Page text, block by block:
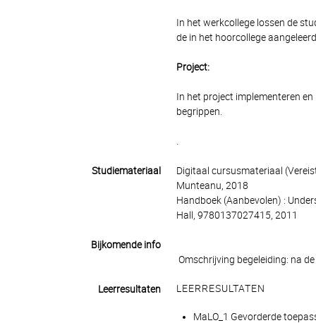
In het werkcollege lossen de
de in het hoorcollege
Project:
In het project implementeren
begrippen.
Studiemateriaal
Digitaal cursusmateriaal
Munteanu, 2018
Handboek (Aanbevolen) :
Hall, 9780137027415, 2011
Bijkomende info
Omschrijving begeleiding: na
Leerresultaten LEERRESULTATEN
MaLO_1 Gevorderde